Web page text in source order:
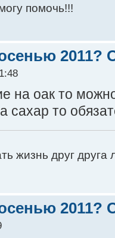
помочь!!!
2011?
на оак то
сахар то
жизнь друг друга
2011?